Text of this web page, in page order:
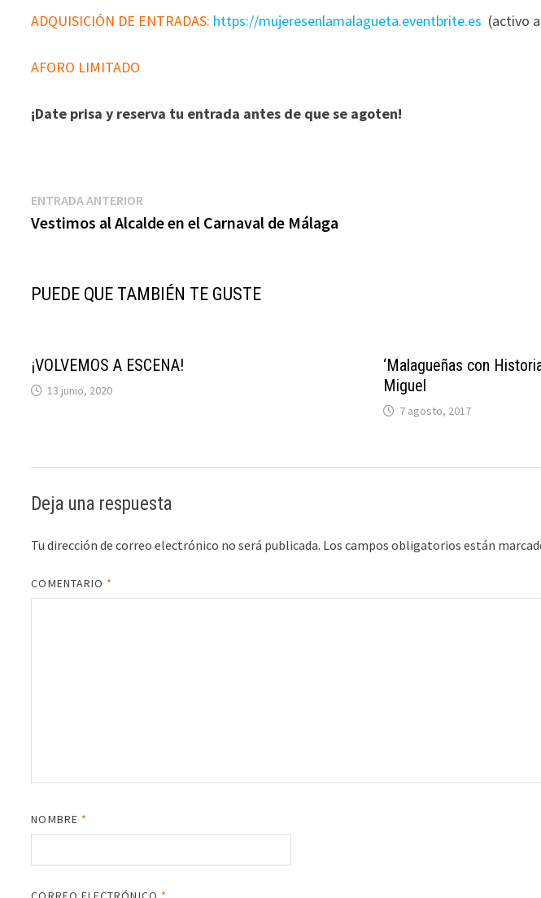
ADQUISICIÓN DE ENTRADAS: https://mujeresenlamalagueta.eventbrite.es (activo
AFORO LIMITADO
¡Date prisa y reserva tu entrada antes de que se agoten!
Navegación
de
ENTRADA ANTERIOR
anterior:
Vestimos al Alcalde en el Carnaval de Málaga
PUEDE QUE TAMBIÉN TE GUSTE
¡VOLVEMOS A ESCENA!
13 junio, 2020
‘Malagueñas con
Miguel
7 agosto, 2017
Deja una respuesta
Tu dirección de correo electrónico no será publicada. Los campos obligatorios están
COMENTARIO *
NOMBRE *